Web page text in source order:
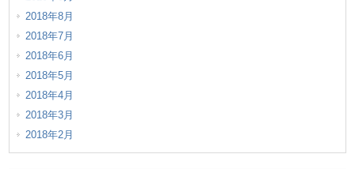
2018年8月
2018年7月
2018年6月
2018年5月
2018年4月
2018年3月
2018年2月